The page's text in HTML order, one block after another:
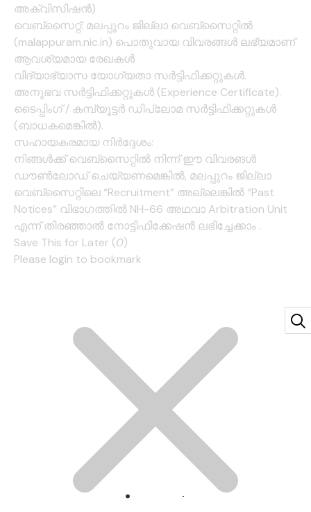
അക്വിസിഷൻ)
വെബ്സൈറ്റ്: മലപ്പുറം ജില്ലാ വെബ്സൈറ്റിൽ
(malappuram.nic.in) പൊതുവായ വിവരങ്ങൾ ലഭ്യമാണ്
ആവശ്യമായ രേഖകൾ
വിദ്യാഭ്യാസ യോഗ്യതാ സർട്ടിഫിക്കറ്റുകൾ.
അനുഭവ സർട്ടിഫിക്കറ്റുകൾ (Experience Certificate).
ടൈപ്പിംഗ് / കമ്പ്യൂട്ടർ ഡിപ്ലോമ സർട്ടിഫിക്കറ്റുകൾ
(ബാധകമെങ്കിൽ).
സഹായകരമായ നിർദ്ദേശം:
നിങ്ങൾക്ക് വെബ്സൈറ്റിൽ നിന്ന് ഈ വിവരങൾ
ഡൗൺലോഡ് ചെയ്യണമെങ്കിൽ, മലപ്പുറം ജില്ലാ
വെബ്സൈറ്റിലെ “Recruitment” അല്ലെങ്കിൽ “Past
Notices” വിഭാഗത്തിൽ NH-66 അഥവാ Arbitration Unit
എന്ന് തിരഞ്ഞാൽ നോട്ടിഫിക്കേഷൻ ലഭിച്ചേക്കാം .
Save This for Later (0)
Please login to bookmark